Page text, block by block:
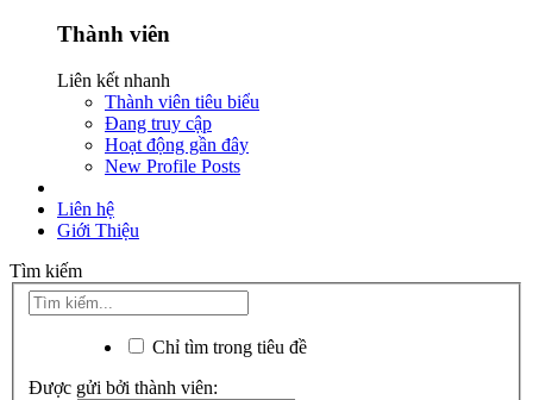
Thành viên
Liên kết nhanh
Thành viên tiêu biểu
Đang truy cập
Hoạt động gần đây
New Profile Posts
Liên hệ
Giới Thiệu
Tìm kiếm
Chỉ tìm trong tiêu đề
Được gửi bởi thành viên: